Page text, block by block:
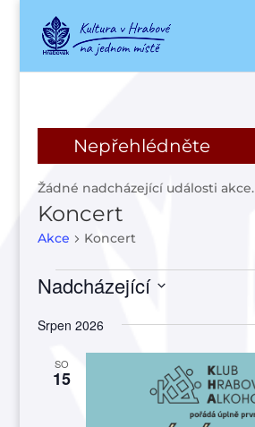
Nepřehlédněte
Žádné nadcházející události akce.
Koncert
Akce Koncert
Akce
Nadcházející
datum.
Srpen 2026
SO
15